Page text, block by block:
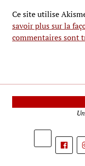
Ce site utilise
savoir plus sur la
commentaires sont